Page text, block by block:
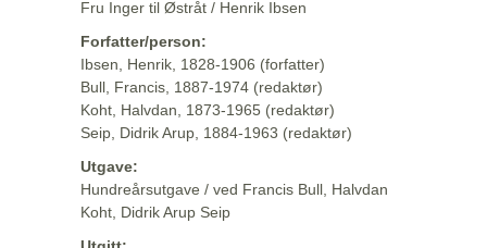
Fru Inger til Østråt / Henrik Ibsen
Forfatter/person:
Ibsen, Henrik, 1828-1906 (forfatter)
Bull, Francis, 1887-1974 (redaktør)
Koht, Halvdan, 1873-1965 (redaktør)
Seip, Didrik Arup, 1884-1963 (redaktør)
Utgave:
Hundreårsutgave / ved Francis Bull, Halvdan
Koht, Didrik Arup Seip